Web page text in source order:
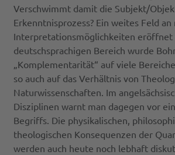
Verschwimmt damit die Subjekt/
Erkenntnisprozess? Ein weites Feld an
Interpretationsmöglichkeiten eröffnet
deutschsprachigen Bereich wurde
„Komplementarität“ auf viele
so auch auf das Verhältnis von
Naturwissenschaften. Im
Disziplinen warnt man dagegen vor
Begriffs. Die physikalischen,
theologischen Konsequenzen der
werden auch heute noch lebhaft